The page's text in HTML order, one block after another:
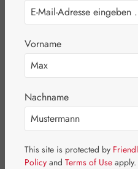
Bildergalerie überspringen
Vorname
Nachname
This site is protected by
Policy and Terms of Use apply.